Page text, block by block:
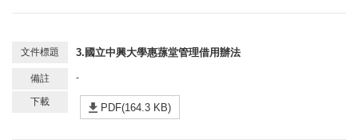
3.國立中興大學惠蓀堂管理借用辦法
-
PDF(164.3 KB)